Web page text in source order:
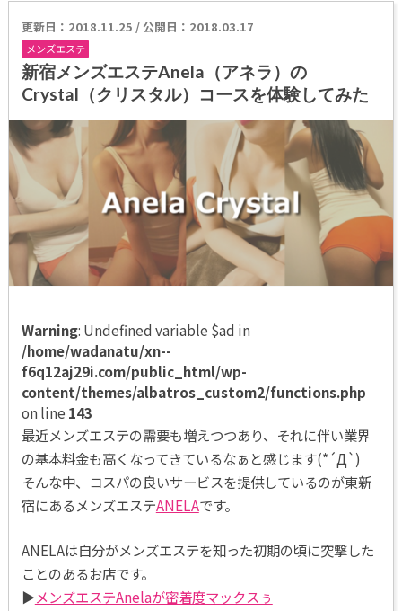
更新日： 2018.11.25 / 公開日：2018.03.17
メンズエステ
新宿メンズエステAnela（アネラ）の
Crystal（クリスタル）コースを体験してみた
Warning: Undefined variable $ad in
/home/wadanatu/xn--
f6q12aj29i.com/public_html/wp-
content/themes/albatros_custom2/functions.php
on line 143
最近メンズエステの需要も増えつつあり、それに伴い業界
の基本料金も高くなってきているなぁと感じます(*´Д`)
そんな中、コスパの良いサービスを提供しているのが東新
宿にあるメンズエステANELAです。
ANELAは自分がメンズエステを知った初期の頃に突撃した
ことのあるお店です。
▶メンズエステAnelaが密着度マックスぅ